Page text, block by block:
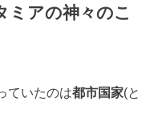
ミアの神々のこ
ていたのは都市国家(と